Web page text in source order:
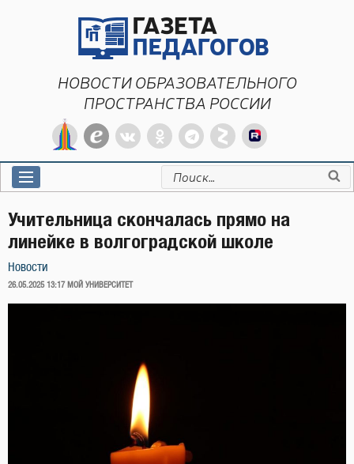
НОВОСТИ ОБРАЗОВАТЕЛЬНОГО
ПРОСТРАНСТВА РОССИИ
Искать:
Учительница скончалась прямо на
линейке в волгоградской школе
Новости
ОПУБЛИКОВАНО
26.05.2025 13:17 МОЙ УНИВЕРСИТЕТ